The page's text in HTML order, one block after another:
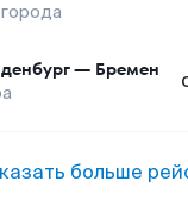
— Бремен
больше